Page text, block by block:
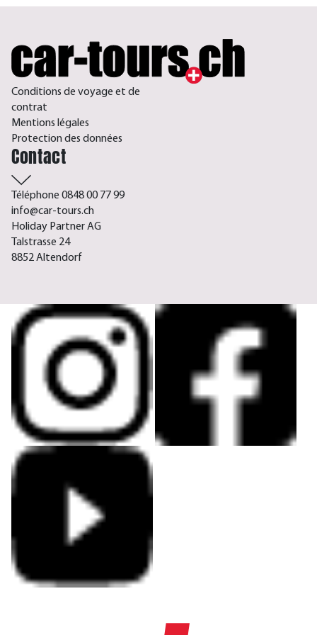
Conditions de voyage et de
contrat
Mentions légales
Protection des données
Contact
Téléphone 0848 00 77 99
info@car-tours.ch
Holiday Partner AG
Talstrasse 24
8852 Altendorf